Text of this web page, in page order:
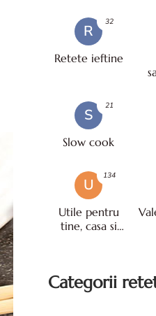
R
Retete ieftine
32
S
Slow cook
21
U
Utile pentru
tine, casa si
134
Categorii